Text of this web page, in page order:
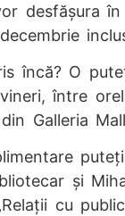
desfăşura
încă? O
între
Galleria
şi
cu